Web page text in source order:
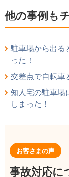
他の事例も
駐車場から出る
った！
交差点で自転車
知人宅の駐車場
しまった！
お客さまの声
事故対応に